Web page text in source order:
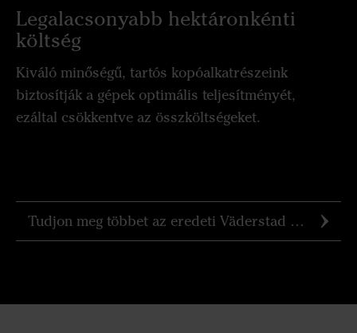
Legalacsonyabb hektáronkénti
költség
Kiváló minőségű, tartós kopóalkatrészeink
biztosítják a gépek optimális teljesítményét,
ezáltal csökkentve az összköltségeket.
Tudjon meg többet az eredeti Väderstad alkatrészekről